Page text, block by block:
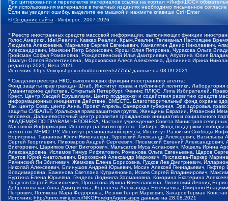
При цитировании и перепечатке материалов ссылка на портал «ИнфоШОС»
Для использования материалов в печатных изданиях необходимо письменное
Если вы увидели ошибку, выделите ее мышкой и нажмите клавиши Ctrl+Enter
©Создание сайта - Инфорос, 2007-2026
* Реестр иностранных средств массовой информации, выполняющих функции
Голос Америки, Idel.Реалии, Кавказ.Реалии, Крым.Реалии, Телеканал Настоящее
Людмила Алексеевна, Маркелов Сергей Евгеньевич, Камалягин Денис Николаевич,
Александрович, Маняхин Петр Борисович, Ярош Юлия Петровна, Чуракова Ольга
Гройсман Софья Романовна, Рождественский Илья Дмитриевич, Апухтина Юлия
Шмагун Олеся Валентиновна, Мароховская Алеся Алексеевна, Долинина Ирина
редактор 2021, Вега 2021
Источник: https://minjust.gov.ru/ru/documents/7755/ данные на 03.09.2021
* Сведения реестра НКО, выполняющих функции иностранного агента:
Фонд защиты прав граждан Штаб, Институт права и публичной политики,
Гуманитарное действие, Открытый Петербург, Феникс ПЛЮС, Лига Избирателей,
Крест, Центр Хасдей Ерушалаим, Центр поддержки и содействия развитию средств
информационных инициатив Действие, ВМЕСТЕ, Благотворительный фонд охраны
Так, центр Сова, центр Анна, Проект Апрель, Самарская губерния, Эра здоровья,
защиты СИБАЛЬТ, Уральская правозащитная группа, Женщины Евразии, Рязанский
человека, Дальневосточный центр развития гражданских инициатив и социального
АКАДЕМИЯ ПО ПРАВАМ ЧЕЛОВЕКА, Частное учреждение Совета Министров северных
Массовой Информации, Институт развития прессы - Сибирь, Фонд поддержки
агентство МЕМО. РУ, Институт региональной прессы, Институт Развития Свободы
Борисовна, Таранова Юлия Николаевна, Туровский Александр Алексеевич,
Сергей Георгиевич, Пивоваров Андрей Сергеевич, Писемский Евгений
Викторович, Шарипков Олег Викторович, Мальсагов Муса Асланович, Мошель Ирина
Александровна, Исламов Тимур Рифгатович, Романова Ольга Евгеньевна, Щаров
Паутов Юрий Анатольевич, Верховский Александр Маркович, Пислакова-Паркер
Рачинский Ян Збигневич, Жемкова Елена Борисовна, Гудков Лев Дмитриевич,
Николай Алексеевич, Блинушов Андрей Юрьевич, Мосин Алексей Геннадьевич,
Владимировна, Баженова Светлана Куприяновна, Исаев Сергей Владимирович,
Буртина Елена Юрьевна, Гендель Людмила Залмановна, Кокорина Екатерина
Подузов Сергей Васильевич, Протасова Ирина Вячеславовна, Литинский Леонид
Добровольская Анна Дмитриевна, Королева Александра Евгеньевна, Смирнов
Петрович, Полякова Мара Федоровна, Резник Генри Маркович, Захаров Герман
Источник: http://unro.minjust.ru/NKOForeignAgent.aspx данные на 28.08.2021